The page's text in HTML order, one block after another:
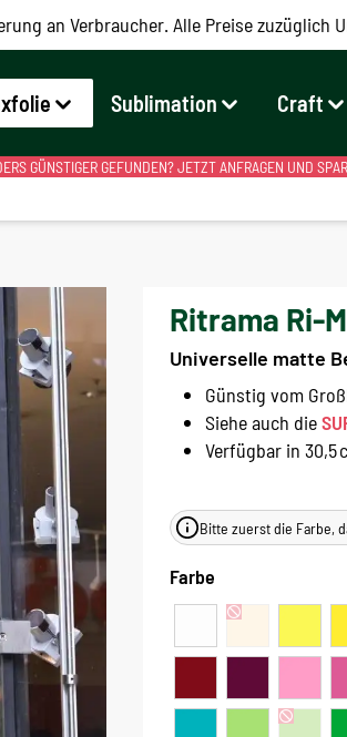
an Verbraucher. Alle Preise zuzüglich
Sublimation Craft
GÜNSTIGER GEFUNDEN? JETZT ANFRAGEN UND
Ritrama Ri-
Universelle matte
Günstig vom
Siehe auch die
Verfügbar in 30,5
Bitte zuerst die Farbe,
Farbe